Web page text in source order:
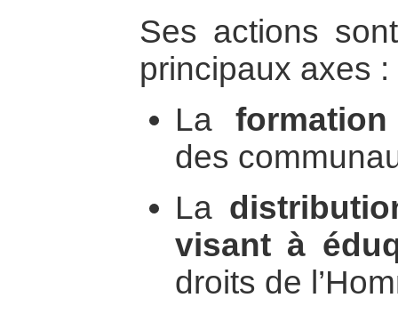
Ses actions
principaux axes :
La formation
des
La
visant à
droits de